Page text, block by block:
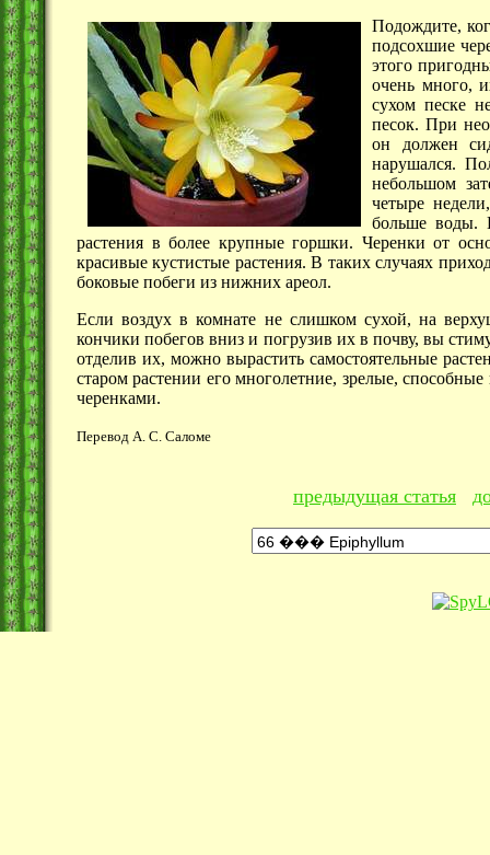
Подождите,
подсохшие
этого
очень много,
сухом песке
песок. При
он должен
нарушался.
небольшом
четыре
больше воды.
растения в более крупные горшки. Черенки от
красивые кустистые растения. В таких случаях
боковые побеги из нижних ареол.
Если воздух в комнате не слишком сухой, на
кончики побегов вниз и погрузив их в почву, вы
отделив их, можно вырастить самостоятельные
старом растении его многолетние, зрелые,
черенками.
Перевод А. С. Саломе
предыдущая статья